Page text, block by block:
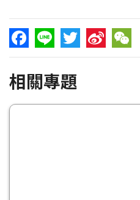
Facebook
Line TwitterSina
相關專題